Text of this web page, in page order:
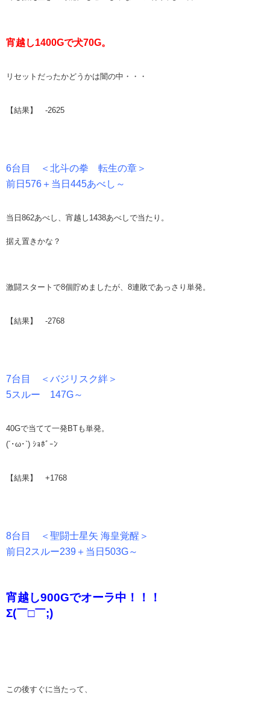
宵越し1400Gで犬70G。
リセットだったかどうかは闇の中・・・
【結果】 -2625
6台目 ＜北斗の拳 転生の章＞
前日576＋当日445あべし～
当日862あべし、宵越し1438あべしで当たり。
据え置きかな？
激闘スタートで8個貯めましたが、8連敗であっさり単発。
【結果】 -2768
7台目 ＜バジリスク絆＞
5スルー 147G～
40Gで当てて一発BTも単発。
(´･ω･`) ｼｮﾎﾞｰﾝ
【結果】 +1768
8台目 ＜聖闘士星矢 海皇覚醒＞
前日2スルー239＋当日503G～
宵越し900Gでオーラ中！！！
Σ(￣□￣;)
この後すぐに当たって、